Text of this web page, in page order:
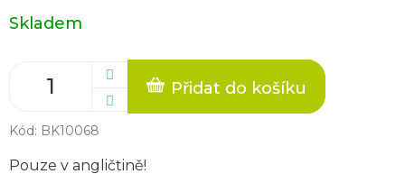
Měrná
cena:
Skladem
Přidat do košíku
Kód: BK10068
Pouze v angličtině!